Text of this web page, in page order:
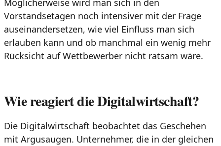
Vorstandsetagen noch intensiver mit der Frage
auseinandersetzen, wie viel Einfluss man sich
erlauben kann und ob manchmal ein wenig mehr
Rücksicht auf Wettbewerber nicht ratsam wäre.
Wie reagiert die Digitalwirtschaft?
Die Digitalwirtschaft beobachtet das Geschehen
mit Argusaugen. Unternehmer, die in der gleichen